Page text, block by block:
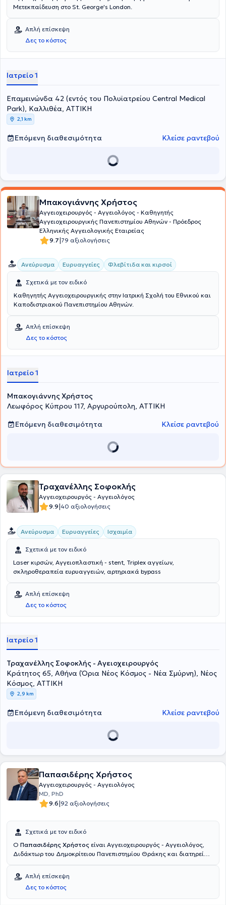
Μετεκπαίδευση στο St. George's London.
Απλή επίσκεψη
Δες το κόστος
Ιατρείο 1
Επαμεινώνδα 42 (εντός του Πολυϊατρείου Central Medical
Park), Καλλιθέα, ΑΤΤΙΚΗ
2,1 km
Επόμενη διαθεσιμότητα Κλείσε ραντεβού
Μπακογιάννης Χρήστος
Αγγειοχειρουργός - Αγγειολόγος - Καθηγητής
Αγγειοχειρουργικής Πανεπιστημίου Αθηνών - Πρόεδρος
Ελληνικής Αγγειολογικής Εταιρείας
9.7|79 αξιολογήσεις
Ανεύρυσμα Ευρυαγγείες Φλεβίτιδα και κιρσοί
Σχετικά με τον ειδικό
Καθηγητής Αγγειοχειρουργικής στην Ιατρική Σχολή του Εθνικού και
Καποδιστριακού Πανεπιστημίου Αθηνών.
Απλή επίσκεψη
Δες το κόστος
Ιατρείο 1
Μπακογιάννης Χρήστος
Λεωφόρος Κύπρου 117, Αργυρούπολη, ΑΤΤΙΚΗ
Επόμενη διαθεσιμότητα
Κλείσε ραντεβού
Τραχανέλλης Σοφοκλής
Αγγειοχειρουργός - Αγγειολόγος
9.9|40 αξιολογήσεις
Ανεύρυσμα Ευρυαγγείες Ισχαιμία
Σχετικά με τον ειδικό
Laser κιρσών, Αγγειοπλαστική - stent, Triplex αγγείων,
σκληροθεραπεία ευρυαγγειών, αρτηριακά bypass
Απλή επίσκεψη
Δες το κόστος
Ιατρείο 1
Τραχανέλλης Σοφοκλής - Αγειοχειρουργός
Κράτητος 65, Αθήνα (Όρια Νέος Κόσμος - Νέα Σμύρνη), Νέος
Κόσμος, ΑΤΤΙΚΗ
2,9 km
Επόμενη διαθεσιμότητα Κλείσε ραντεβού
Παπασιδέρης Χρήστος
Αγγειοχειρουργός - Αγγειολόγος
MD, PhD
9.6|92 αξιολογήσεις
Σχετικά με τον ειδικό
Ο Παπασιδέρης Χρήστος είναι Αγγειοχειρουργός - Αγγειολόγος,
Διδάκτωρ του Δημοκρίτειου Πανεπιστημίου Θράκης και διατηρεί
της Ιατρικής Σχολής του Πανεπιστημίου της Ρώμης “La Sapienza”
και κάτοχος μεταπτυχιακού διπλώματος στην "Αγγειοχειρουργική:
ενδαγγειακές τεχνικές". Επίσης, μετεκπαιδεύτηκε στη
Αγγειοχειρουργική Κλινική του Πανεπιστημίου Heinrich – Heinle στο
Απλή επίσκεψη
Δες το κόστος